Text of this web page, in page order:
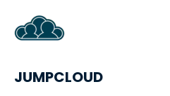
JUMPCLOUD